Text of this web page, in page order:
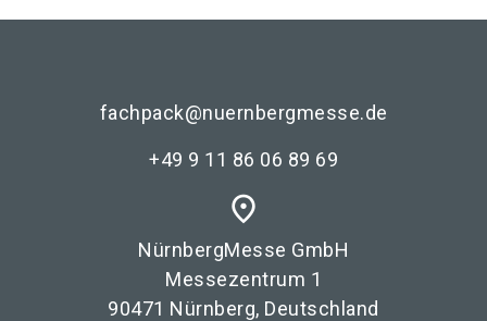
fachpack@nuernbergmesse.de
+49 9 11 86 06 89 69
place
NürnbergMesse GmbH
Messezentrum 1
90471 Nürnberg, Deutschland